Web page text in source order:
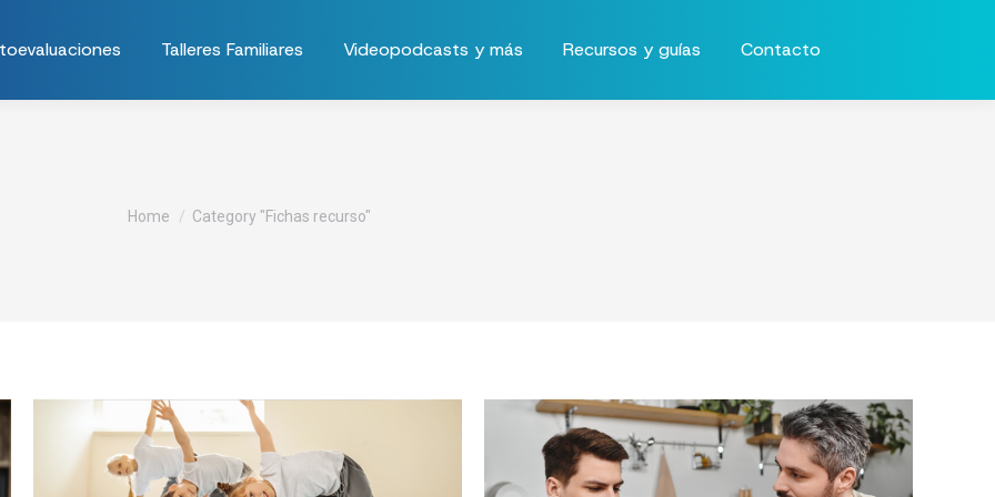
Talleres Familiares Videopodcasts y más Recursos y guías Contacto
You are here:
Home Category "Fichas recurso"